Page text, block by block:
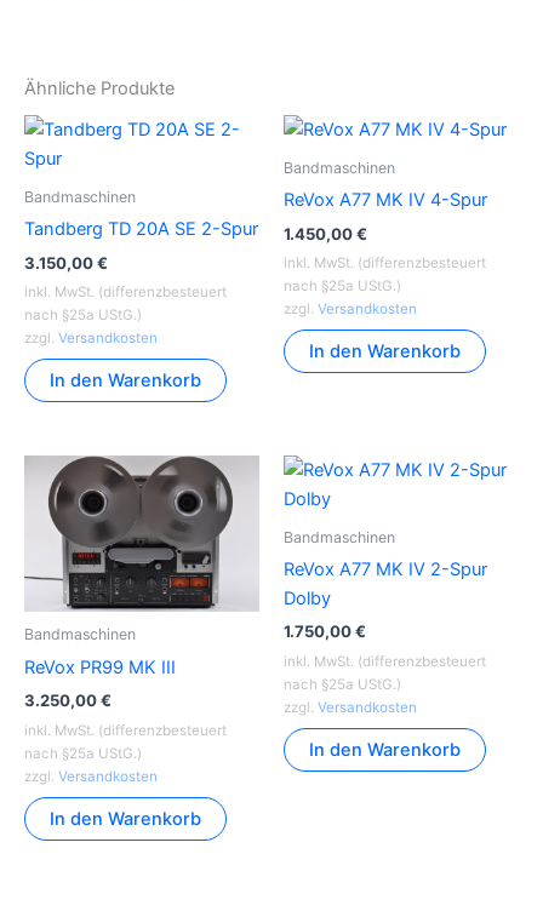
Ähnliche Produkte
Bandmaschinen
Tandberg TD 20A SE 2-Spur
3.150,00€
inkl. MwSt. (differenzbesteuert
nach §25a UStG.)
zzgl. Versandkosten
In den Warenkorb
Bandmaschinen
ReVox A77 MK IV 4-Spur
1.450,00€
inkl. MwSt. (differenzbesteuert
nach §25a UStG.)
zzgl. Versandkosten
In den Warenkorb
Bandmaschinen
ReVox PR99 MK III
3.250,00€
inkl. MwSt. (differenzbesteuert
nach §25a UStG.)
zzgl. Versandkosten
In den Warenkorb
Bandmaschinen
ReVox A77 MK IV 2-Spur
Dolby
1.750,00€
inkl. MwSt. (differenzbesteuert
nach §25a UStG.)
zzgl. Versandkosten
In den Warenkorb